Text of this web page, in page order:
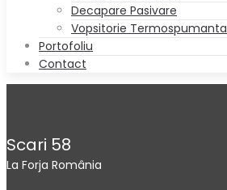
Decapare Pasivare
Vopsitorie Termospumanta
Portofoliu
Contact
Scari 58
La Forja România